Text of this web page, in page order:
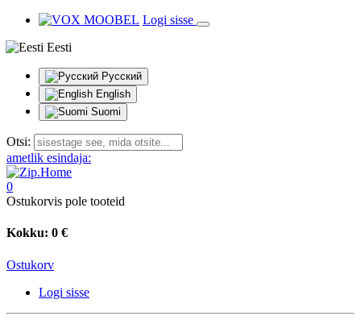
Logi sisse
Eesti
Русский
English
Suomi
Otsi:
ametlik esindaja:
0
Ostukorvis pole tooteid
Kokku: 0 €
Ostukorv
Logi sisse